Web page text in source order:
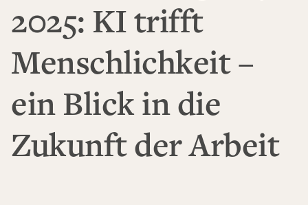
2025: KI trifft
Menschlichkeit –
ein Blick in die
Zukunft der Arbeit